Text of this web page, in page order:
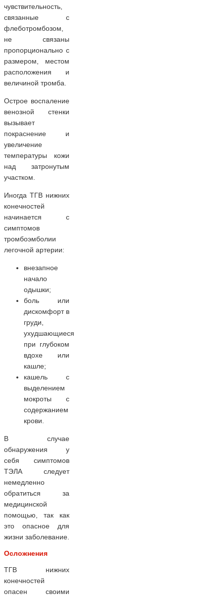
чувствительность,
связанные с
флеботромбозом,
не связаны
пропорционально с
размером, местом
расположения и
величиной тромба.
Острое воспаление
венозной стенки
вызывает
покраснение и
увеличение
температуры кожи
над затронутым
участком.
Иногда ТГВ нижних
конечностей
начинается с
симптомов
тромбоэмболии
легочной артерии:
внезапное
начало
одышки;
боль или
дискомфорт в
груди,
ухудшающиеся
при глубоком
вдохе или
кашле;
кашель с
выделением
мокроты с
содержанием
крови.
В случае
обнаружения у
себя симптомов
ТЭЛА следует
немедленно
обратиться за
медицинской
помощью, так как
это опасное для
жизни заболевание.
Осложнения
ТГВ нижних
конечностей
опасен своими